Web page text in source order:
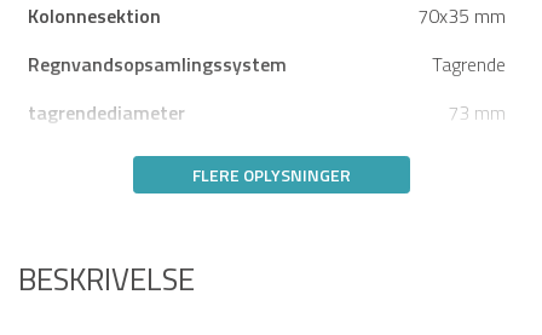
Kolonnesektion
70x35 mm
Regnvandsopsamlingssystem
Tagrende
tagrendediameter
73 mm
FLERE OPLYSNINGER
BESKRIVELSE